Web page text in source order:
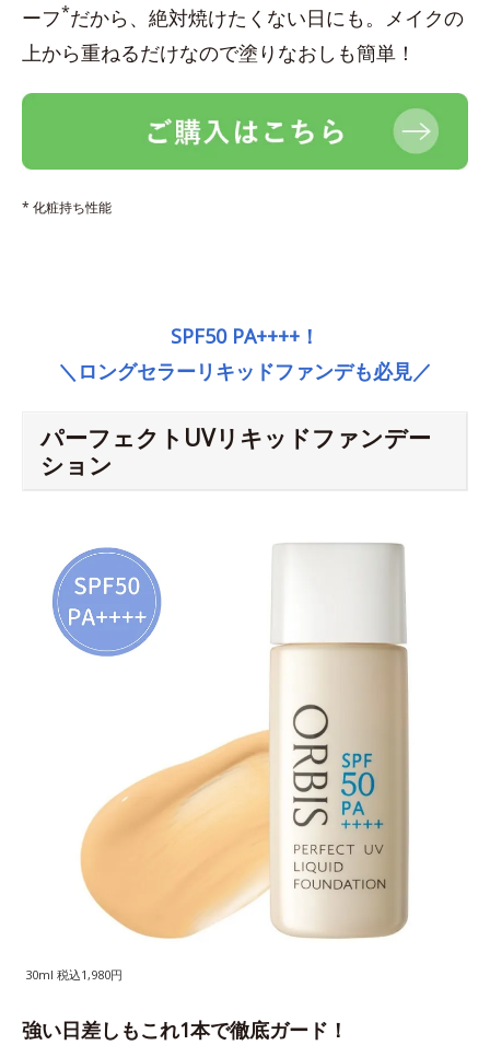
ーフ*だから、絶対焼けたくない日にも。メイクの
上から重ねるだけなので塗りなおしも簡単！
* 化粧持ち性能
SPF50 PA++++！
＼ロングセラーリキッドファンデも必見／
パーフェクトUVリキッドファンデー
ション
30ml 税込1,980円
強い日差しもこれ1本で徹底ガード！